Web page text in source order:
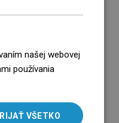
LITHUANIAN
našej webovej
používania
VŠETKO